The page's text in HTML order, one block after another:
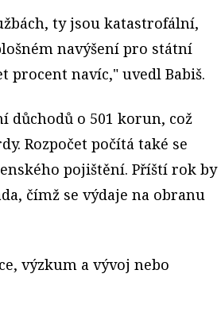
ty jsou katastrofální,
navýšení pro státní
procent navíc," uvedl Babiš.
důchodů o 501 korun, což
Rozpočet počítá také se
pojištění. Příští rok by
čímž se výdaje na obranu
výzkum a vývoj nebo